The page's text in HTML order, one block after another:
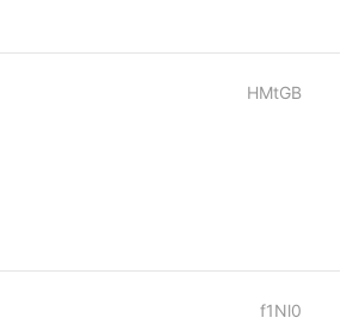
HMtGB
f1Nl0